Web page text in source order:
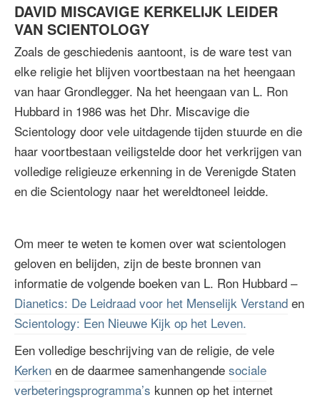
DAVID MISCAVIGE KERKELIJK LEIDER
VAN SCIENTOLOGY
Zoals de geschiedenis aantoont, is de ware test van
elke religie het blijven voortbestaan na het heengaan
van haar Grondlegger. Na het heengaan van L. Ron
Hubbard in 1986 was het Dhr. Miscavige die
Scientology door vele uitdagende tijden stuurde en die
haar voortbestaan veiligstelde door het verkrijgen van
volledige religieuze erkenning in de Verenigde Staten
en die Scientology naar het wereldtoneel leidde.
Om meer te weten te komen over wat scientologen
geloven en belijden, zijn de beste bronnen van
informatie de volgende boeken van L. Ron Hubbard –
Dianetics: De Leidraad voor het Menselijk Verstand en
Scientology: Een Nieuwe Kijk op het Leven.
Een volledige beschrijving van de religie, de vele
Kerken en de daarmee samenhangende sociale
verbeteringsprogramma’s kunnen op het internet